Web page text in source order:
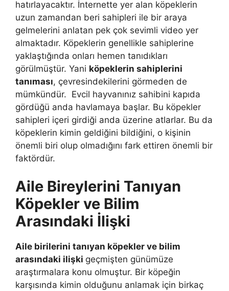
hatırlayacaktır. İnternette yer alan köpeklerin
uzun zamandan beri sahipleri ile bir araya
gelmelerini anlatan pek çok sevimli video yer
almaktadır. Köpeklerin genellikle sahiplerine
yaklaştığında onları hemen tanıdıkları
görülmüştür. Yani köpeklerin sahiplerini
tanıması, çevresindekilerini görmeden de
mümkündür. Evcil hayvanınız sahibini kapıda
gördüğü anda havlamaya başlar. Bu köpekler
sahipleri içeri girdiği anda üzerine atlarlar. Bu da
köpeklerin kimin geldiğini bildiğini, o kişinin
önemli biri olup olmadığını fark ettiren önemli bir
faktördür.
Aile Bireylerini Tanıyan
Köpekler ve Bilim
Arasındaki İlişki
Aile birilerini tanıyan köpekler ve bilim
arasındaki ilişki geçmişten günümüze
araştırmalara konu olmuştur. Bir köpeğin
karşısında kimin olduğunu anlamak için birkaç